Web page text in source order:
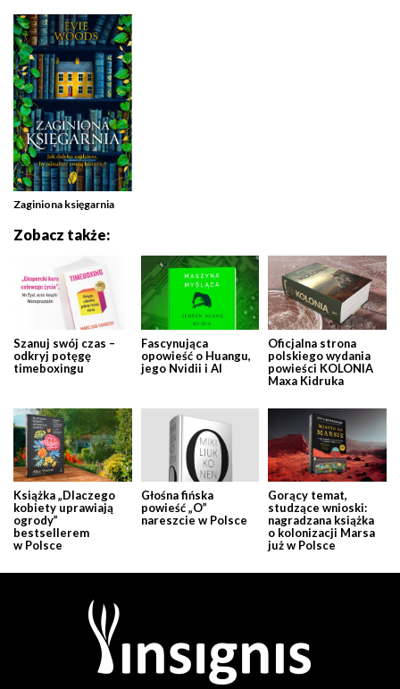
Zaginiona księgarnia
Zobacz także:
Szanuj swój czas –
odkryj potęgę
timeboxingu
Fascynująca
opowieść o Huangu,
jego Nvidii i AI
Oficjalna strona
polskiego wydania
powieści KOLONIA
Maxa Kidruka
Książka „Dlaczego
kobiety uprawiają
ogrody”
bestsellerem
w Polsce
Głośna fińska
powieść „O”
nareszcie w Polsce
Gorący temat,
studzące wnioski:
nagradzana książka
o kolonizacji Marsa
już w Polsce